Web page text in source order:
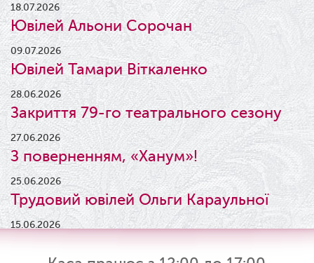
18.07.2026
Ювілей Альони Сорочан
09.07.2026
Ювілей Тамари Віткаленко
28.06.2026
Закриття 79-го театрального сезону
27.06.2026
З поверненням, «Ханум»!
25.06.2026
Трудовий ювілей Ольги Караульної
15.06.2026
Результати конкурсу